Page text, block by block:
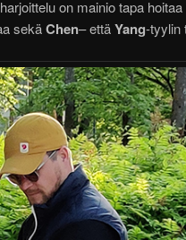
on mainio tapa
sekäChen– ettäYang-tyylin